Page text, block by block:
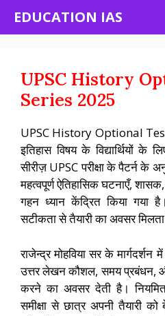
EDUCATION IAS
UPSC History
Series 2025
UPSC History Optional
इतिहास विषय के विद्यार्थियों
सीरीज़ UPSC परीक्षा के पैटर्न के
महत्वपूर्ण ऐतिहासिक घटनाएँ,
गहन ध्यान केंद्रित किया गया
सटीकता से तैयारी का अवसर
राजेन्द्र मोहविया सर के मार्गदर्शन
उत्तर लेखन कौशल, समय प्रबंधन,
करने का अवसर देती है।
समीक्षा से छात्र अपनी तैयारी